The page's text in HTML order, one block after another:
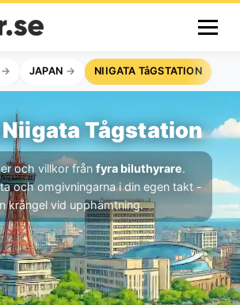
JAPAN NIIGATA TåGSTATION
Tågstation
och villkor från fyra biluthyrare.
och omgivningarna i din egen takt -
krångel vid upphämtning.